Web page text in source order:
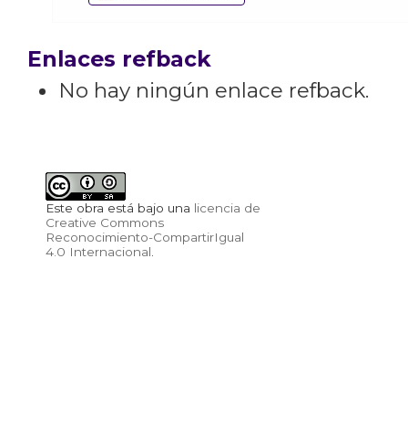
Enlaces refback
No hay ningún enlace refback.
Este obra está bajo una licencia de
Creative Commons
Reconocimiento-CompartirIgual
4.0 Internacional